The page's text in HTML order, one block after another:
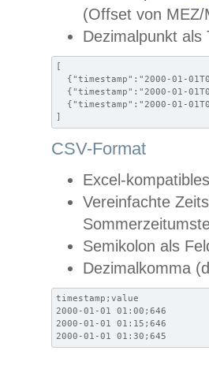
(Offset von MEZ/
Dezimalpunkt als
[
{"timestamp":"2000-01-
{"timestamp":"2000-01-
{"timestamp":"2000-01-
]
CSV-Format
Excel-
Vereinfachte
Semikolon als
Dezimalkomma
timestamp;value
2000-01-01 01:00;646
2000-01-01 01:15;646
2000-01-01 01:30;645